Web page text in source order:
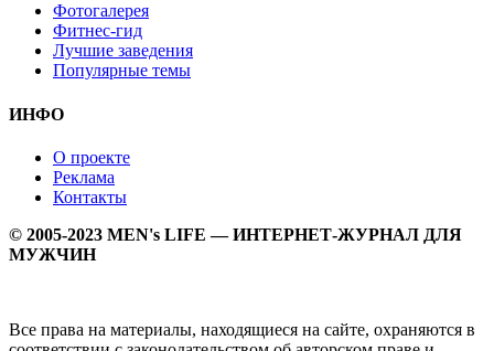
Фотогалерея
Фитнес-гид
Лучшие заведения
Популярные темы
ИНФО
О проекте
Реклама
Контакты
© 2005-2023 MEN's LIFE — ИНТЕРНЕТ-ЖУРНАЛ ДЛЯ
МУЖЧИН
Все права на материалы, находящиеся на сайте, охраняются в